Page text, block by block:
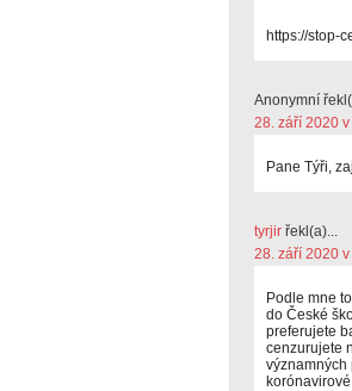
https://stop-
Anonymní
28. září 2020
Pane Týři,
tyrjir řekl(a)...
28. září 2020
Podle mne
do České
preferujete
cenzurujete
významných